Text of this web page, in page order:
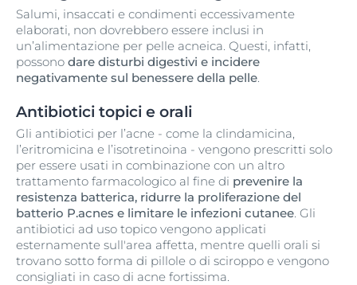
Salumi, insaccati e condimenti eccessivamente
elaborati, non dovrebbero essere inclusi in
un’alimentazione per pelle acneica. Questi, infatti,
possono dare disturbi digestivi e incidere
negativamente sul benessere della pelle.
Antibiotici topici e orali
Gli antibiotici per l’acne - come la clindamicina,
l’eritromicina e l’isotretinoina - vengono prescritti solo
per essere usati in combinazione con un altro
trattamento farmacologico al fine di prevenire la
resistenza batterica, ridurre la proliferazione del
batterio P.acnes e limitare le infezioni cutanee. Gli
antibiotici ad uso topico vengono applicati
esternamente sull'area affetta, mentre quelli orali si
trovano sotto forma di pillole o di sciroppo e vengono
consigliati in caso di acne fortissima.